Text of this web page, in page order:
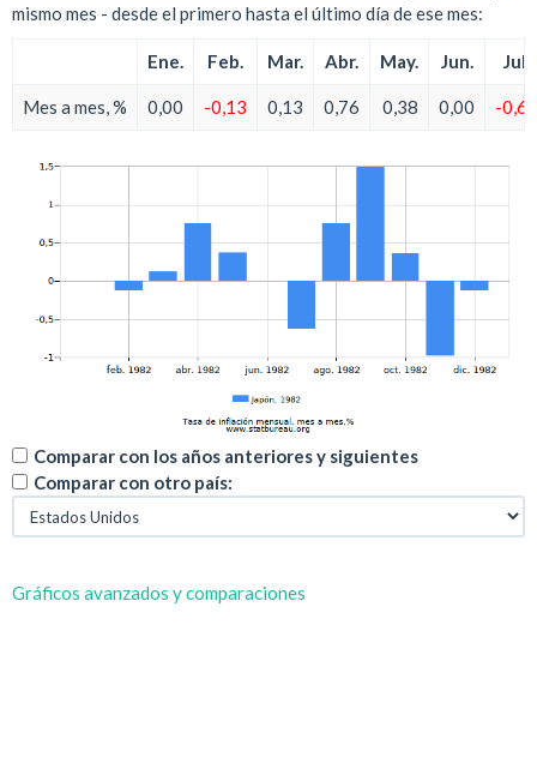
mismo mes - desde el primero hasta el último día de ese mes:
Ene. Feb. Mar. Abr. May. Jun. Jul.
Mes a mes, % 0,00 -0,13 0,13 0,76 0,38 0,00 -0,62
Comparar con los años anteriores y siguientes
Comparar con otro país:
Gráficos avanzados y comparaciones